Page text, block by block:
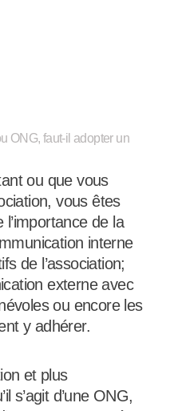
ONG, faut-il adopter un
ou que vous
vous êtes
de la
interne
de l’association;
externe avec
ou encore les
y adhérer.
et plus
s’agit d’une ONG,